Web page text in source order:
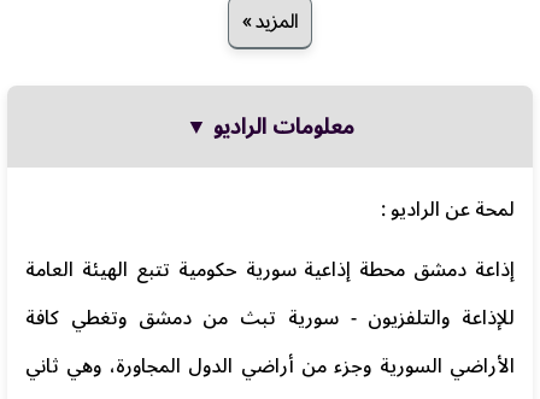
المزيد »
معلومات الراديو ▼
لمحة عن الراديو :
إذاعة دمشق محطة إذاعية سورية حكومية تتبع الهيئة العامة
للإذاعة والتلفزيون - سورية تبث من دمشق وتغطي كافة
الأراضي السورية وجزء من أراضي الدول المجاورة، وهي ثاني